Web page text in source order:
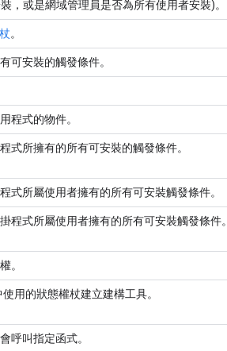
，或是網域管理員是否為所有使用者安裝)。
。
可安裝的觸發條件。
程式的物件。
式所擁有的所有可安裝的觸發條件。
式所屬使用者擁有的所有可安裝觸發條件。
程式所屬使用者擁有的所有可安裝觸發條件。
。
用的狀態權杖建立建構工具。
呼叫指定函式。